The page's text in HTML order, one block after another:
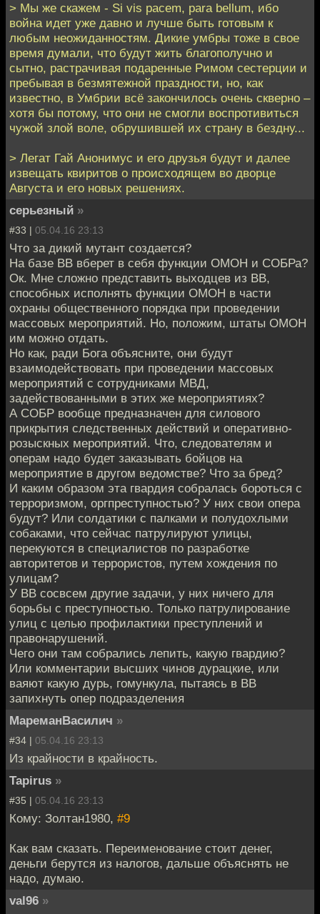
> Мы же скажем - Si vis pacem, para bellum, ибо
война идет уже давно и лучше быть готовым к
любым неожиданностям. Дикие умбры тоже в свое
время думали, что будут жить благополучно и
сытно, растрачивая подаренные Римом сестерции и
пребывая в безмятежной праздности, но, как
известно, в Умбрии всё закончилось очень скверно –
хотя бы потому, что они не смогли воспротивиться
чужой злой воле, обрушившей их страну в бездну...
> Легат Гай Анонимус и его друзья будут и далее
извещать квиритов о происходящем во дворце
Августа и его новых решениях.
серьезный »
#33 | 05.04.16 23:13
Что за дикий мутант создается?
На базе ВВ вберет в себя функции ОМОН и СОБРа?
Ок. Мне сложно представить выходцев из ВВ,
способных исполнять функции ОМОН в части
охраны общественного порядка при проведении
массовых мероприятий. Но, положим, штаты ОМОН
им можно отдать.
Но как, ради Бога объясните, они будут
взаимодействовать при проведении массовых
мероприятий с сотрудниками МВД,
задействованными в этих же мероприятиях?
А СОБР вообще предназначен для силового
прикрытия следственных действий и оперативно-
розыскных мероприятий. Что, следователям и
операм надо будет заказывать бойцов на
мероприятие в другом ведомстве? Что за бред?
И каким образом эта гвардия собралась бороться с
терроризмом, оргпреступностью? У них свои опера
будут? Или солдатики с палками и полудохлыми
собаками, что сейчас патрулируют улицы,
перекуются в специалистов по разработке
авторитетов и террористов, путем хождения по
улицам?
У ВВ сосвсем другие задачи, у них ничего для
борьбы с преступностью. Только патрулирование
улиц с целью профилактики преступлений и
правонарушений.
Чего они там собрались лепить, какую гвардию?
Или комментарии высших чинов дурацкие, или
ваяют какую дурь, гомункула, пытаясь в ВВ
запихнуть опер подразделения
МареманВасилич »
#34 | 05.04.16 23:13
Из крайности в крайность.
Tapirus »
#35 | 05.04.16 23:13
Кому: Золтан1980, #9
Как вам сказать. Переименование стоит денег,
деньги берутся из налогов, дальше объяснять не
надо, думаю.
val96 »